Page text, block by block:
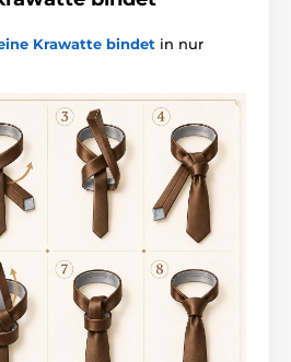
Krawatte bindet in nur